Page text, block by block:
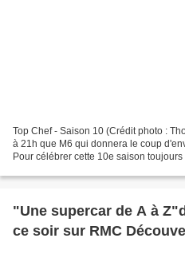
Top Chef - Saison 10 (Crédit photo :
à 21h que M6 qui donnera le coup
Pour célébrer cette 10e saison
"Une supercar de A à
ce soir sur RMC